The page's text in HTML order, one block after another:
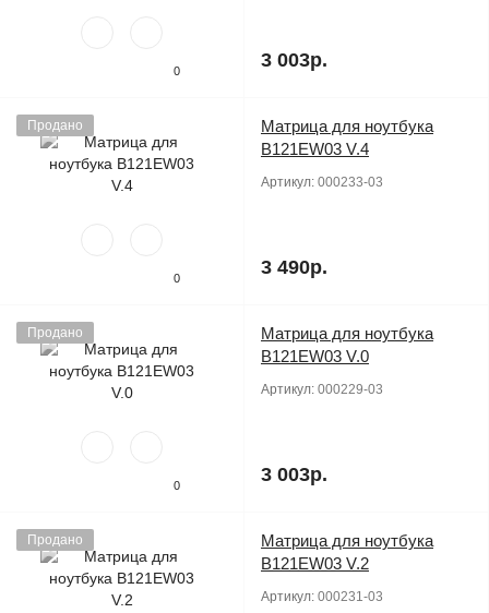
0 3 003р.
Продано
0
Матрица для ноутбука
B121EW03 V.4
Артикул: 000233-03
3 490р.
Продано
0
Матрица для ноутбука
B121EW03 V.0
Артикул: 000229-03
3 003р.
Продано
Матрица для ноутбука
B121EW03 V.2
Артикул: 000231-03